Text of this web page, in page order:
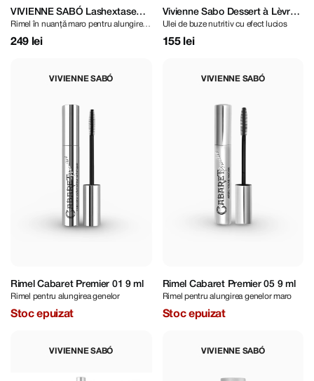
VIVIENNE SABÓ Lashextase
Mascara Chocolat Brown
Rimel în nuanță maro pentru alungire și
volum intens
249 lei
Vivienne Sabo Dessert à Lèvres
în nuanța 03
Ulei de buze nutritiv cu efect lucios
155 lei
VIVIENNE SABÓ
Rimel Cabaret Premier 01 9 ml
Rimel pentru alungirea genelor
Stoc epuizat
VIVIENNE SABÓ
Rimel Cabaret Premier 05 9 ml
Rimel pentru alungirea genelor maro
Stoc epuizat
VIVIENNE SABÓ VIVIENNE SABÓ